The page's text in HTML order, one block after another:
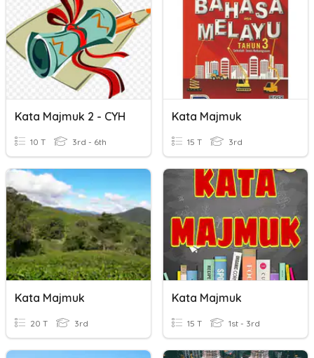
Kata Majmuk 2 - CYH
10 T 3rd - 6th
Kata Majmuk
15 T 3rd
Kata Majmuk
20 T 3rd
Kata Majmuk
15 T 1st - 3rd